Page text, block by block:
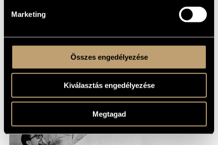
Marketing
Összes engedélyezése
Kiválasztás engedélyezése
Megtagad